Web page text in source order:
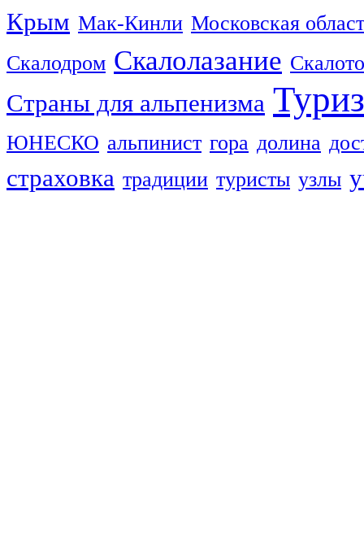
Крым Мак-Кинли Московская
Скалодром Скалолазание
Страны для альпенизма
ЮНЕСКО альпинист гора долина
страховка традиции туристы узлы